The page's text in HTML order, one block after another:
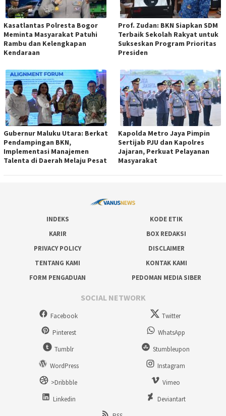
Kasatlantas Polresta Bogor
Meminta Masyarakat Patuhi
Rambu dan Kelengkapan
Kendaraan
Prof. Zudan: BKN Siapkan SDM
Terbaik Sekolah Rakyat untuk
Sukseskan Program Prioritas
Presiden
Gubernur Maluku Utara: Berkat
Pendampingan BKN,
Implementasi Manajemen
Talenta di Daerah Melaju Pesat
Kapolda Metro Jaya Pimpin
Sertijab PJU dan Kapolres
Jajaran, Perkuat Pelayanan
Masyarakat
INDEKS
KODE ETIK
KARIR
BOX REDAKSI
PRIVACY POLICY
DISCLAIMER
TENTANG KAMI
KONTAK KAMI
FORM PENGADUAN
PEDOMAN MEDIA SIBER
SOCIAL NETWORK
Facebook
Twitter
Pinterest
WhatsApp
Tumblr
Stumbleupon
WordPress
Instagram
>Dribbble
Vimeo
Linkedin
Deviantart